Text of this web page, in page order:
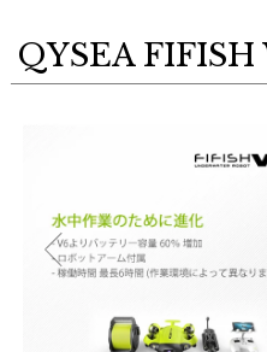
QYSEA FIFISH